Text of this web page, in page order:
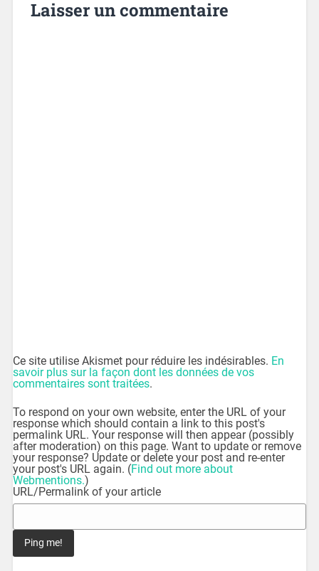
Laisser un commentaire
Ce site utilise Akismet pour réduire les indésirables. En
savoir plus sur la façon dont les données de vos
commentaires sont traitées.
To respond on your own website, enter the URL of your
response which should contain a link to this post's
permalink URL. Your response will then appear (possibly
after moderation) on this page. Want to update or remove
your response? Update or delete your post and re-enter
your post's URL again. (Find out more about
Webmentions.)
URL/Permalink of your article